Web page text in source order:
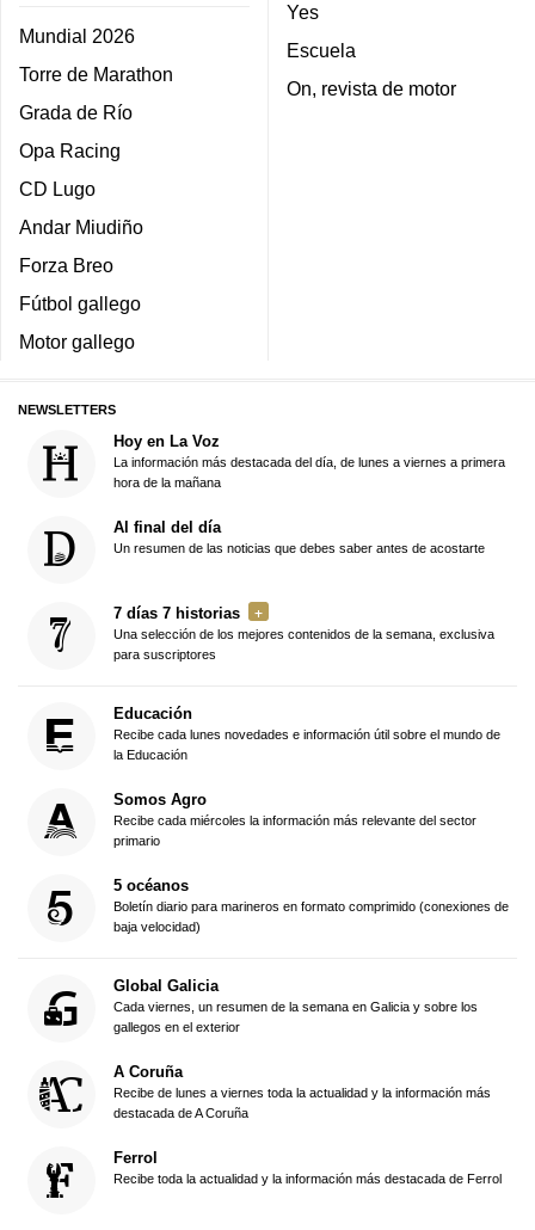
Mundial 2026
Torre de Marathon
Grada de Río
Opa Racing
CD Lugo
Andar Miudiño
Forza Breo
Fútbol gallego
Motor gallego
Yes
Escuela
On, revista de motor
NEWSLETTERS
Hoy en La Voz
La información más destacada del día, de lunes a viernes a primera
hora de la mañana
Al final del día
Un resumen de las noticias que debes saber antes de acostarte
7 días 7 historias
Una selección de los mejores contenidos de la semana, exclusiva
para suscriptores
Educación
Recibe cada lunes novedades e información útil sobre el mundo de
la Educación
Somos Agro
Recibe cada miércoles la información más relevante del sector
primario
5 océanos
Boletín diario para marineros en formato comprimido (conexiones de
baja velocidad)
Global Galicia
Cada viernes, un resumen de la semana en Galicia y sobre los
gallegos en el exterior
A Coruña
Recibe de lunes a viernes toda la actualidad y la información más
destacada de A Coruña
Ferrol
Recibe toda la actualidad y la información más destacada de Ferrol